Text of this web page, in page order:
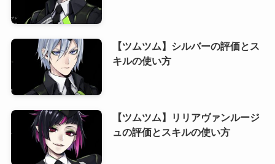
【ツムツム】シルバーの評価とス
キルの使い方
【ツムツム】リリアヴァンルージ
ュの評価とスキルの使い方